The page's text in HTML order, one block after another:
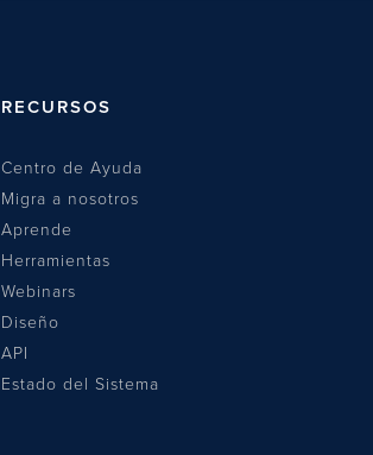
RECURSOS
Centro de Ayuda
Migra a nosotros
Aprende
Herramientas
Webinars
Diseño
API
Estado del Sistema